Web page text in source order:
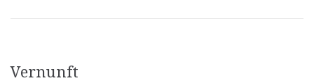
Vernunft